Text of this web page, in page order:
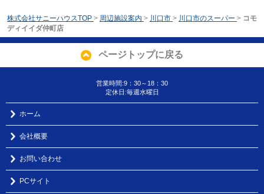
株式会社サニーハウスTOP > 周辺施設案内 > 川口市 > 川口市のスーパー > コモ
ディイイダ仲町店
ページトップに戻る
営業時間:9：30～18：30
定休日:毎週水曜日
ホーム
会社概要
お問い合わせ
PCサイト